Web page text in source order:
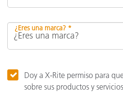
¿Eres una marca? *
Doy a X-Rite permiso para
sobre sus productos y